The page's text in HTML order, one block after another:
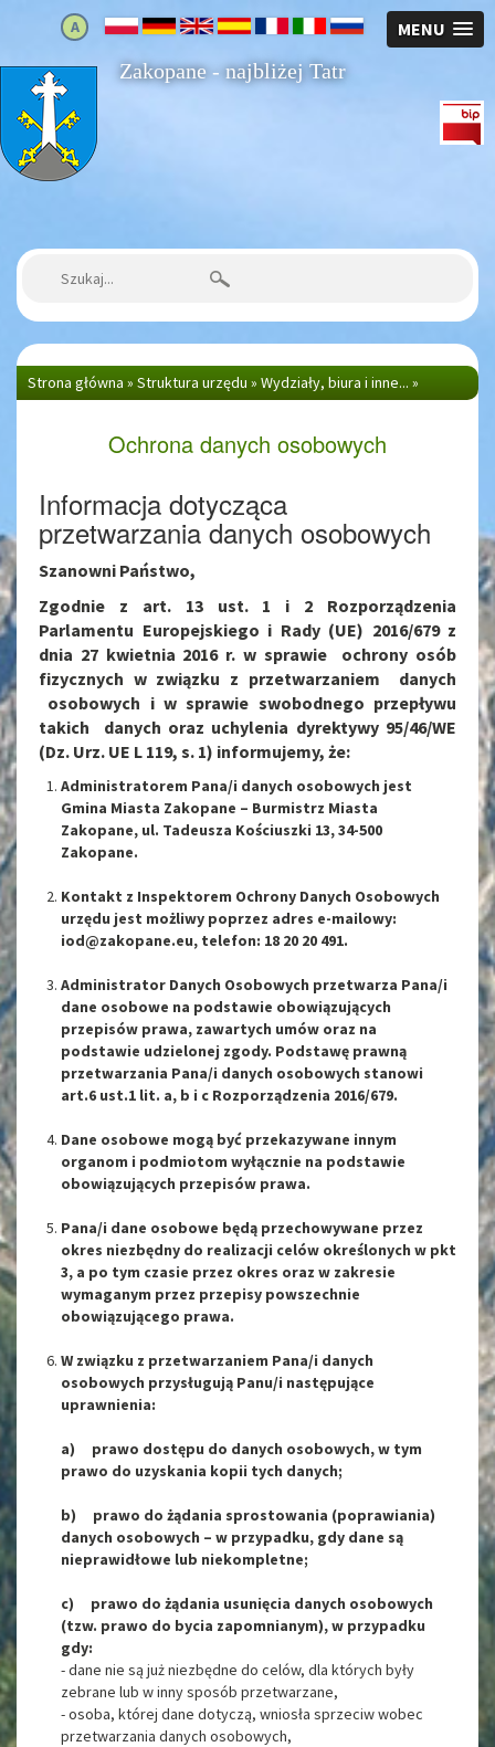
MENU
A
Strona główna Zakopane - najbliżej Tatr
Szukaj:
Strona główna » Struktura urzędu » Wydziały, biura i inne... »
Ochrona danych osobowych
Informacja dotycząca
przetwarzania danych osobowych
Szanowni Państwo,
Zgodnie z art. 13 ust. 1 i 2 Rozporządzenia
Parlamentu Europejskiego i Rady (UE) 2016/679 z
dnia 27 kwietnia 2016 r. w sprawie ochrony osób
fizycznych w związku z przetwarzaniem danych
osobowych i w sprawie swobodnego przepływu
takich danych oraz uchylenia dyrektywy 95/46/WE
(Dz. Urz. UE L 119, s. 1) informujemy, że:
Administratorem Pana/i danych osobowych jest
Gmina Miasta Zakopane – Burmistrz Miasta
Zakopane, ul. Tadeusza Kościuszki 13, 34-500
Zakopane.
Kontakt z Inspektorem Ochrony Danych Osobowych
urzędu jest możliwy poprzez adres e-mailowy:
iod@zakopane.eu, telefon: 18 20 20 491.
Administrator Danych Osobowych przetwarza Pana/i
dane osobowe na podstawie obowiązujących
przepisów prawa, zawartych umów oraz na
podstawie udzielonej zgody. Podstawę prawną
przetwarzania Pana/i danych osobowych stanowi
art.6 ust.1 lit. a, b i c Rozporządzenia 2016/679.
Dane osobowe mogą być przekazywane innym
organom i podmiotom wyłącznie na podstawie
obowiązujących przepisów prawa.
Pana/i dane osobowe będą przechowywane przez
okres niezbędny do realizacji celów określonych w pkt
3, a po tym czasie przez okres oraz w zakresie
wymaganym przez przepisy powszechnie
obowiązującego prawa.
W związku z przetwarzaniem Pana/i danych
osobowych przysługują Panu/i następujące
uprawnienia:
a) prawo dostępu do danych osobowych, w tym
prawo do uzyskania kopii tych danych;
b) prawo do żądania sprostowania (poprawiania)
danych osobowych – w przypadku, gdy dane są
nieprawidłowe lub niekompletne;
c) prawo do żądania usunięcia danych osobowych
(tzw. prawo do bycia zapomnianym), w przypadku
gdy:
- dane nie są już niezbędne do celów, dla których były
zebrane lub w inny sposób przetwarzane,
- osoba, której dane dotyczą, wniosła sprzeciw wobec
przetwarzania danych osobowych,